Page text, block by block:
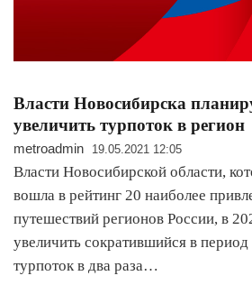
Власти Новосибирска
увеличить турпоток в регион
metroadmin 19.05.2021 12:05
Власти Новосибирской области,
вошла в рейтинг 20 наиболее
путешествий регионов России, в
увеличить сократившийся в
турпоток в два раза…